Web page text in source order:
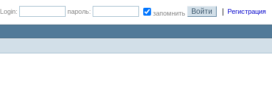
Login: пароль: запомнить Регистрация